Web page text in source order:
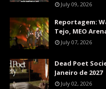
July 09, 2026
Reportagem:
Tejo, MEO
July 07, 2026
Dead Poet
Janeiro de 2027
July 02, 2026